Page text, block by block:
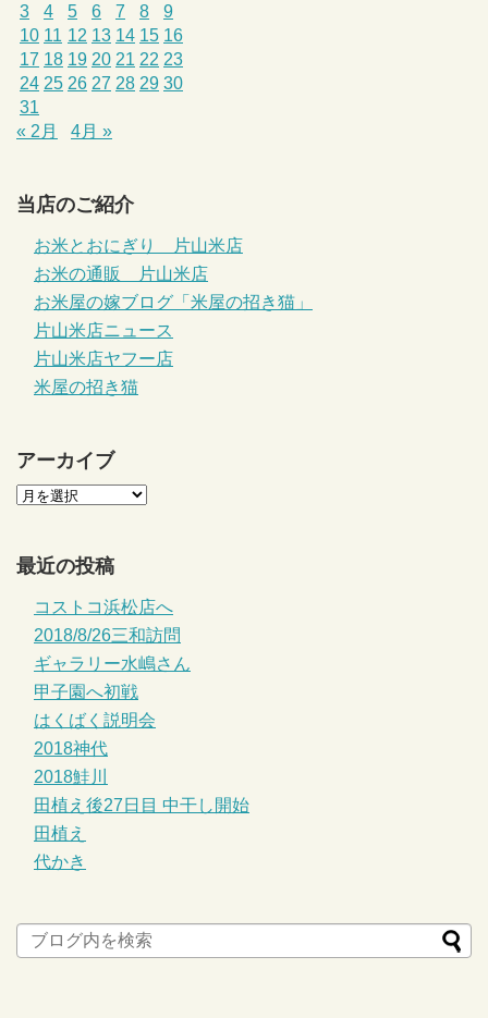
3
4 5 6 7 8
9
10 11 12 13 14 15 16
17 18 19 20 21 22 23
24 25 26 27 28 29 30
31
« 2月
4月 »
当店のご紹介
お米とおにぎり 片山米店
お米の通販 片山米店
お米屋の嫁ブログ「米屋の招き猫」
片山米店ニュース
片山米店ヤフー店
米屋の招き猫
アーカイブ
最近の投稿
コストコ浜松店へ
2018/8/26三和訪問
ギャラリー水嶋さん
甲子園へ初戦
はくばく説明会
2018神代
2018鮭川
田植え後27日目 中干し開始
田植え
代かき